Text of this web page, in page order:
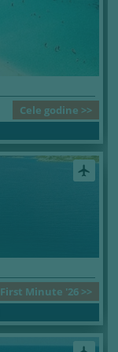
Cele godine >>
airplanemode_active
First Minute '26 >>